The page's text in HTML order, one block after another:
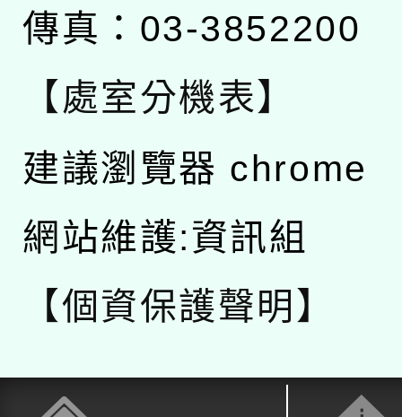
傳真：03-3852200
【處室分機表】
建議瀏覽器 chrome
網站維護:資訊組
【個資保護聲明】